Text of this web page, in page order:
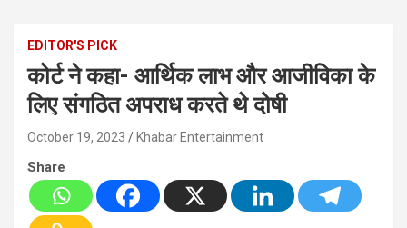
EDITOR'S PICK
कोर्ट ने कहा- आर्थिक लाभ और आजीविका के
लिए संगठित अपराध करते थे दोषी
October 19, 2023 Khabar Entertainment
Share